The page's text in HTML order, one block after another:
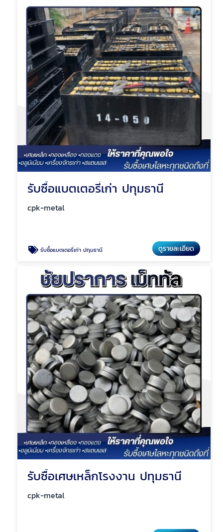
รับซื้อแบตเตอรี่เก่า ปทุมธานี
cpk-metal
รับซื้อแบตเตอรี่เก่า ปทุมธานี ดูรายละเอียด
รับซื้อเศษเหล็กโรงงาน ปทุมธานี
cpk-metal